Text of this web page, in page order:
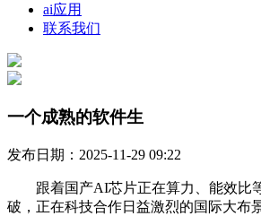
ai应用
联系我们
一个成熟的软件生
发布日期：2025-11-29 09:22
跟着国产AI芯片正在算力、能效比
破，正在科技合作日益激烈的国际大布